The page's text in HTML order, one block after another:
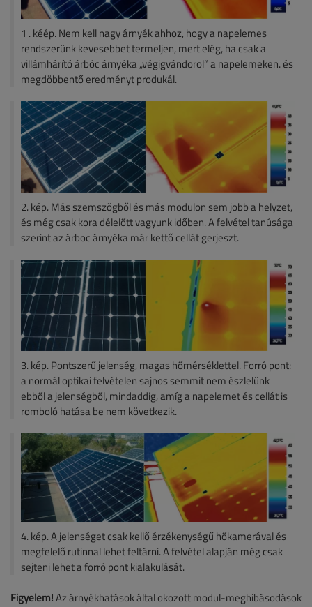
1 . kéép. Nem kell nagy árnyék ahhoz, hogy a napelemes
rendszerünk kevesebbet termeljen, mert elég, ha csak a
villámhárító árbóc árnyéka „végigvándorol” a napelemeken. és
megdöbbentő eredményt produkál.
2. kép. Más szemszögből és más modulon sem jobb a helyzet,
és még csak kora délelőtt vagyunk időben. A felvétel tanúsága
szerint az árboc árnyéka már kettő cellát gerjeszt.
3. kép. Pontszerű jelenség, magas hőmérséklettel. Forró pont:
a normál optikai felvételen sajnos semmit nem észlelünk
ebből a jelenségből, mindaddig, amíg a napelemet és cellát is
romboló hatása be nem következik.
4. kép. A jelenséget csak kellő érzékenységű hőkamerával és
megfelelő rutinnal lehet feltárni. A felvétel alapján még csak
sejteni lehet a forró pont kialakulását.
Figyelem!Az árnyékhatások által okozott modul-meghibásodások